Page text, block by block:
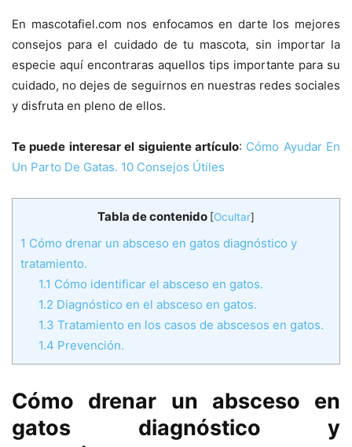
En mascotafiel.com nos enfocamos en darte los mejores
consejos para el cuidado de tu mascota, sin importar la
especie aquí encontraras aquellos tips importante para su
cuidado, no dejes de seguirnos en nuestras redes sociales
y disfruta en pleno de ellos.
Te puede interesar el siguiente artículo: Cómo Ayudar En
Un Parto De Gatas. 10 Consejos Útiles
Tabla de contenido [Ocultar]
1 Cómo drenar un absceso en gatos diagnóstico y
tratamiento.
1.1 Cómo identificar el absceso en gatos.
1.2 Diagnóstico en el absceso en gatos.
1.3 Tratamiento en los casos de abscesos en gatos.
1.4 Prevención.
Cómo drenar un absceso en
gatos diagnóstico y